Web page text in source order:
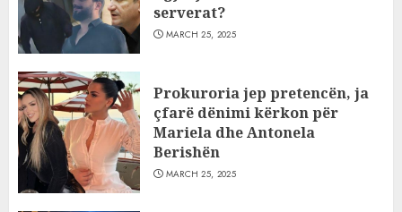
serverat?
MARCH 25, 2025
Prokuroria jep pretencën, ja
çfarë dënimi kërkon për
Mariela dhe Antonela
Berishën
MARCH 25, 2025